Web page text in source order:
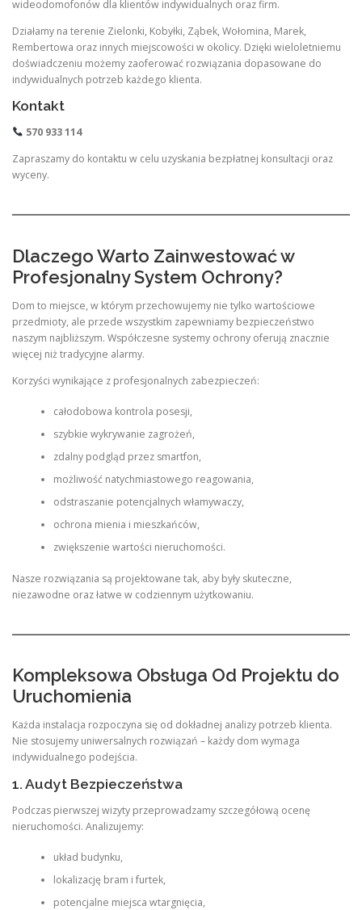
wideodomofonów dla klientów indywidualnych oraz firm.
Działamy na terenie Zielonki, Kobyłki, Ząbek, Wołomina, Marek,
Rembertowa oraz innych miejscowości w okolicy. Dzięki wieloletniemu
doświadczeniu możemy zaoferować rozwiązania dopasowane do
indywidualnych potrzeb każdego klienta.
Kontakt
570 933 114
Zapraszamy do kontaktu w celu uzyskania bezpłatnej konsultacji oraz
wyceny.
Dlaczego Warto Zainwestować w
Profesjonalny System Ochrony?
Dom to miejsce, w którym przechowujemy nie tylko wartościowe
przedmioty, ale przede wszystkim zapewniamy bezpieczeństwo
naszym najbliższym. Współczesne systemy ochrony oferują znacznie
więcej niż tradycyjne alarmy.
Korzyści wynikające z profesjonalnych zabezpieczeń:
całodobowa kontrola posesji,
szybkie wykrywanie zagrożeń,
zdalny podgląd przez smartfon,
możliwość natychmiastowego reagowania,
odstraszanie potencjalnych włamywaczy,
ochrona mienia i mieszkańców,
zwiększenie wartości nieruchomości.
Nasze rozwiązania są projektowane tak, aby były skuteczne,
niezawodne oraz łatwe w codziennym użytkowaniu.
Kompleksowa Obsługa Od Projektu do
Uruchomienia
Każda instalacja rozpoczyna się od dokładnej analizy potrzeb klienta.
Nie stosujemy uniwersalnych rozwiązań – każdy dom wymaga
indywidualnego podejścia.
1. Audyt Bezpieczeństwa
Podczas pierwszej wizyty przeprowadzamy szczegółową ocenę
nieruchomości. Analizujemy:
układ budynku,
lokalizację bram i furtek,
potencjalne miejsca wtargnięcia,